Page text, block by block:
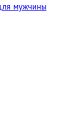
мужчины